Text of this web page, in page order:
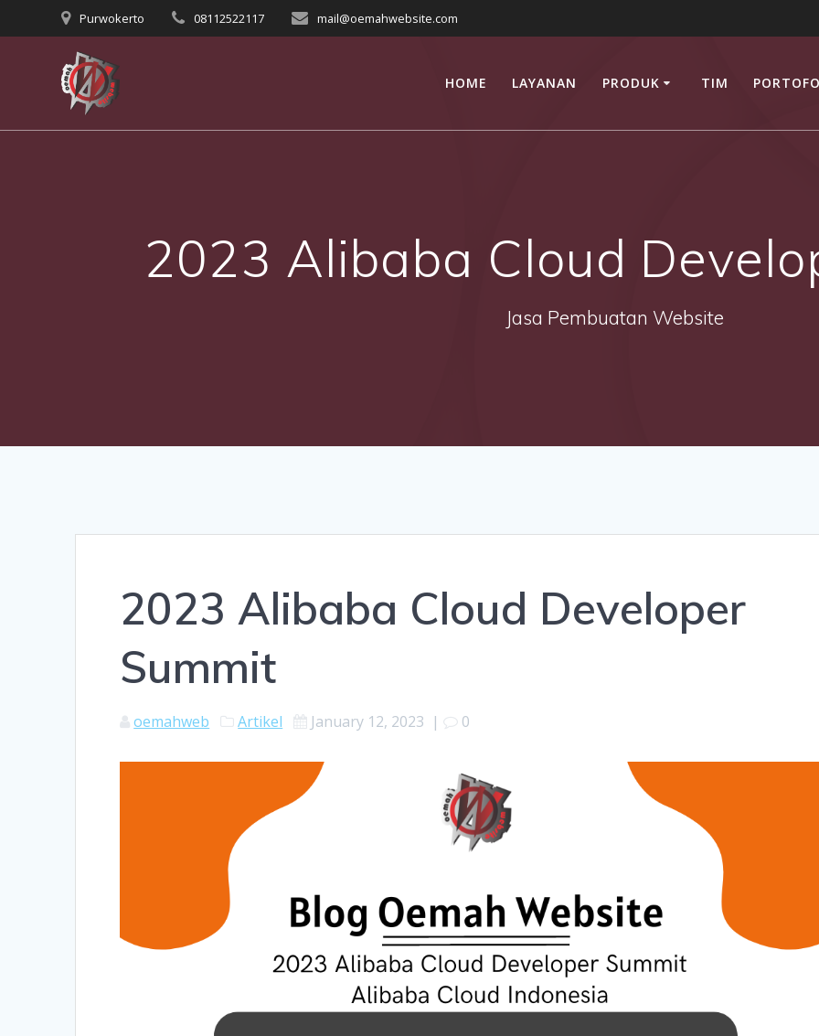
to
Purwokerto 08112522117 mail@oemahwebsite.com
HOME LAYANAN PRODUK TIM
2023 Alibaba Cloud
Jasa Pembuatan Website
2023 Alibaba Cloud Developer
Summit
oemahweb Artikel January 12, 2023 | 0